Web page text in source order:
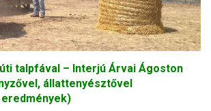
talpfával – Interjú Árvai Ágoston
állattenyésztővel